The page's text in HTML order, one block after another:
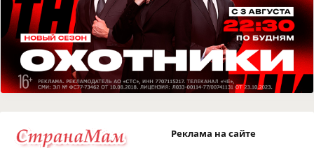
Реклама на сайте